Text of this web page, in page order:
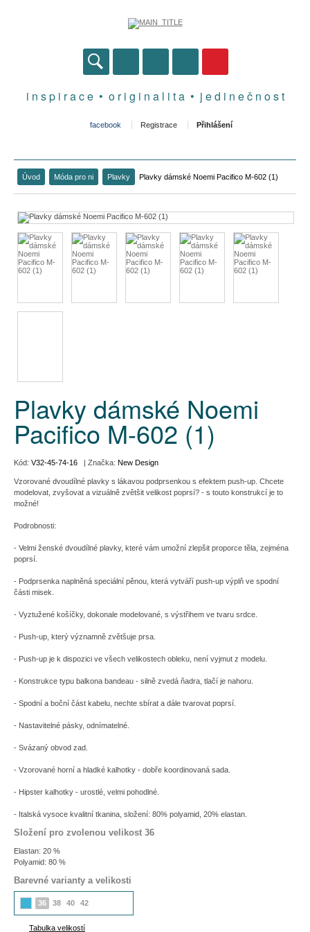
i n s p i r a c e • o r i g i n a l i t a • j e d i n e č n o s t
facebook Registrace Přihlášení
Úvod Móda pro ni Plavky Plavky dámské Noemi Pacifico M-602 (1)
Plavky dámské Noemi
Pacifico M-602 (1)
Kód: V32-45-74-16 | Značka: New Design
Vzorované dvoudílné plavky s lákavou podprsenkou s efektem push-up. Chcete
modelovat, zvyšovat a vizuálně zvětšit velikost poprsí? - s touto konstrukcí je to
možné!
Podrobnosti:
- Velmi ženské dvoudílné plavky, které vám umožní zlepšit proporce těla, zejména
poprsí.
- Podprsenka naplněná speciální pěnou, která vytváří push-up výplň ve spodní
části misek.
- Vyztužené košíčky, dokonale modelované, s výstřihem ve tvaru srdce.
- Push-up, který významně zvětšuje prsa.
- Push-up je k dispozici ve všech velikostech obleku, není vyjmut z modelu.
- Konstrukce typu balkona bandeau - silně zvedá ňadra, tlačí je nahoru.
- Spodní a boční část kabelu, nechte sbírat a dále tvarovat poprsí.
- Nastavitelné pásky, odnímatelné.
- Svázaný obvod zad.
- Vzorované horní a hladké kalhotky - dobře koordinovaná sada.
- Hipster kalhotky - urostlé, velmi pohodlné.
- Italská vysoce kvalitní tkanina, složení: 80% polyamid, 20% elastan.
Složení pro zvolenou velikost 36
Elastan: 20 %
Polyamid: 80 %
Barevné varianty a velikosti
36 38 40 42
Tabulka velikostí